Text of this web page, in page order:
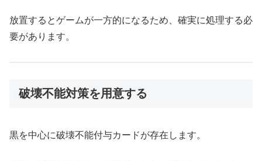
放置するとゲームが一方的になるため、確実に処理する必
要があります。
破壊不能対策を用意する
黒を中心に破壊不能付与カードが存在します。